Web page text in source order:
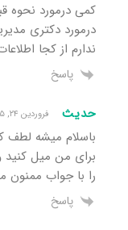
کمی درمورد نحوه
درمورد دکتری
ندارم از کجا
پاسخ
حدیث فروردین ۲۴, ۱۳۹۵ ۶:۵۴ ب٫ظ
باسلام میشه لطف
را با جواب ممنون
پاسخ